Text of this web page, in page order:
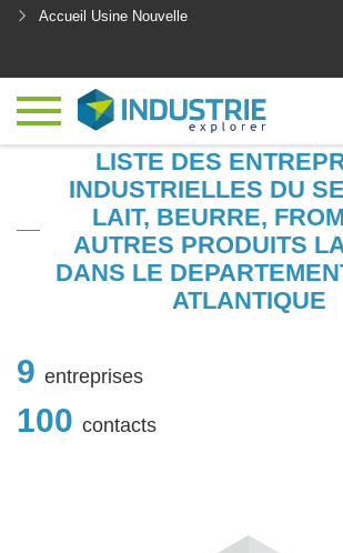
Accueil Usine Nouvelle
LISTE DES
INDUSTRIELLES DU
LAIT, BEURRE,
AUTRES PRODUITS
DANS LE
ATLANTIQUE
9 entreprises
100 contacts